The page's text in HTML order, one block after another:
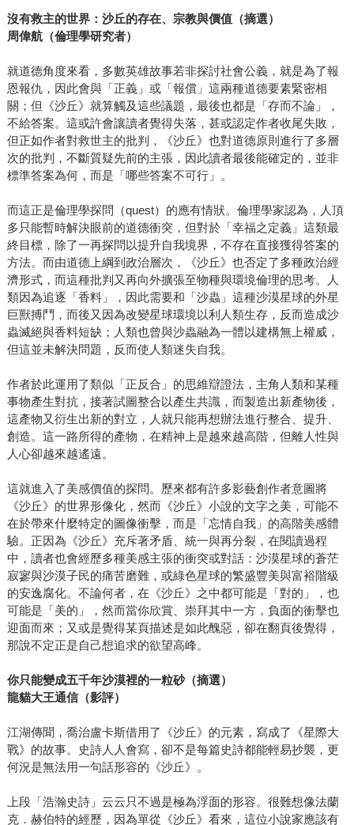
沒有救主的世界：沙丘的存在、宗教與價值（摘選）
周偉航（倫理學研究者）
就道德角度來看，多數英雄故事若非探討社會公義，就是為了報
恩報仇，因此會與「正義」或「報償」這兩種道德要素緊密相
關；但《沙丘》就算觸及這些議題，最後也都是「存而不論」，
不給答案。這或許會讓讀者覺得失落，甚或認定作者收尾失敗，
但正如作者對救世主的批判，《沙丘》也對道德原則進行了多層
次的批判，不斷質疑先前的主張，因此讀者最後能確定的，並非
標準答案為何，而是「哪些答案不可行」。
而這正是倫理學探問（quest）的應有情狀。倫理學家認為，人頂
多只能暫時解決眼前的道德衝突，但對於「幸福之定義」這類最
終目標，除了一再探問以提升自我境界，不存在直接獲得答案的
方法。而由道德上綱到政治層次，《沙丘》也否定了多種政治經
濟形式，而這種批判又再向外擴張至物種與環境倫理的思考。人
類因為追逐「香料」，因此需要和「沙蟲」這種沙漠星球的外星
巨獸搏鬥，而後又因為改變星球環境以利人類生存，反而造成沙
蟲滅絕與香料短缺；人類也曾與沙蟲融為一體以建構無上權威，
但這並未解決問題，反而使人類迷失自我。
作者於此運用了類似「正反合」的思維辯證法，主角人類和某種
事物產生對抗，接著試圖整合以產生共識，而製造出新產物後，
這產物又衍生出新的對立，人就只能再想辦法進行整合、提升、
創造。這一路所得的產物，在精神上是越來越高階，但離人性與
人心卻越來越遙遠。
這就進入了美感價值的探問。歷來都有許多影藝創作者意圖將
《沙丘》的世界形像化，然而《沙丘》小說的文字之美，可能不
在於帶來什麼特定的圖像衝擊，而是「忘情自我」的高階美感體
驗。正因為《沙丘》充斥著矛盾、統一與再分裂，在閱讀過程
中，讀者也會經歷多種美感主張的衝突或對話：沙漠星球的蒼茫
寂寥與沙漠子民的痛苦磨難，或綠色星球的繁盛豐美與富裕階級
的安逸腐化。不論何者，在《沙丘》之中都可能是「對的」，也
可能是「美的」，然而當你欣賞、崇拜其中一方，負面的衝擊也
迎面而來；又或是覺得某頁描述是如此醜惡，卻在翻頁後覺得，
那說不定正是自己想追求的欲望高峰。
你只能變成五千年沙漠裡的一粒砂（摘選）
龍貓大王通信（影評）
江湖傳聞，喬治盧卡斯借用了《沙丘》的元素，寫成了《星際大
戰》的故事。史詩人人會寫，卻不是每篇史詩都能輕易抄襲，更
何況是無法用一句話形容的《沙丘》。
上段「浩瀚史詩」云云只不過是極為浮面的形容。很難想像法蘭
克．赫伯特的經歷，因為單從《沙丘》看來，這位小說家應該有